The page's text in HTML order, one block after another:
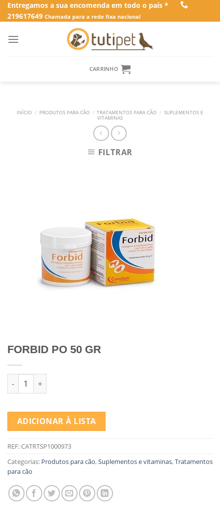
SkipEntregamos a sua encomenda em todo o país *
219617649 Chamada para a rede fixa nacional
CARRINHO
INÍCIO / PRODUTOS PARA CÃO / TRATAMENTOS PARA CÃO / SUPLEMENTOS E
VITAMINAS
FILTRAR
FORBID PO 50 GR
Quantidade de FORBID PO 50 GR
ADICIONAR À LISTA
REF:CATRTSP1000973
Categorias: Produtos para cão,Suplementos e vitaminas,Tratamentos
para cão